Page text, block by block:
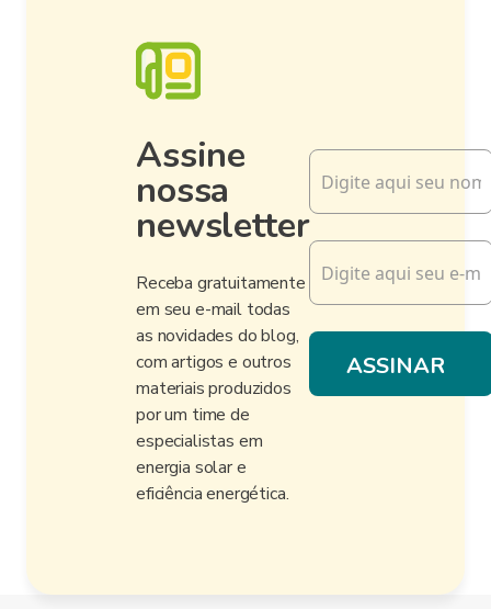
Assine
nossa
newsletter
Receba gratuitamente
em seu e-mail todas
as novidades do blog,
com artigos e outros
materiais produzidos
por um time de
especialistas em
energia solar e
eficiência energética.